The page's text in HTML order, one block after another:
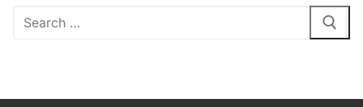
Search